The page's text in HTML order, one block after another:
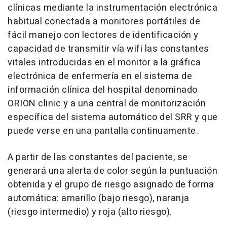
clínicas mediante la instrumentación electrónica
habitual conectada a monitores portátiles de
fácil manejo con lectores de identificación y
capacidad de transmitir vía wifi las constantes
vitales introducidas en el monitor a la gráfica
electrónica de enfermería en el sistema de
información clínica del hospital denominado
ORION clinic y a una central de monitorización
específica del sistema automático del SRR y que
puede verse en una pantalla continuamente.
A partir de las constantes del paciente, se
generará una alerta de color según la puntuación
obtenida y el grupo de riesgo asignado de forma
automática: amarillo (bajo riesgo), naranja
(riesgo intermedio) y roja (alto riesgo).